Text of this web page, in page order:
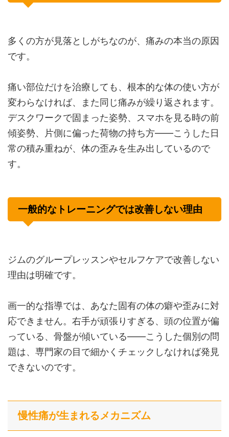
多くの方が見落としがちなのが、痛みの本当の原因
です。
痛い部位だけを治療しても、根本的な体の使い方が
変わらなければ、また同じ痛みが繰り返されます。
デスクワークで固まった姿勢、スマホを見る時の前
傾姿勢、片側に偏った荷物の持ち方——こうした日
常の積み重ねが、体の歪みを生み出しているので
す。
一般的なトレーニングでは改善しない理由
ジムのグループレッスンやセルフケアで改善しない
理由は明確です。
画一的な指導では、あなた固有の体の癖や歪みに対
応できません。右手が頑張りすぎる、頭の位置が偏
っている、骨盤が傾いている——こうした個別の問
題は、専門家の目で細かくチェックしなければ発見
できないのです。
慢性痛が生まれるメカニズム